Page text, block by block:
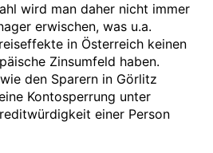
wird man daher nicht immer
erwischen, was u.a.
in Österreich keinen
Zinsumfeld haben.
den Sparern in Görlitz
Kontosperrung unter
einer Person